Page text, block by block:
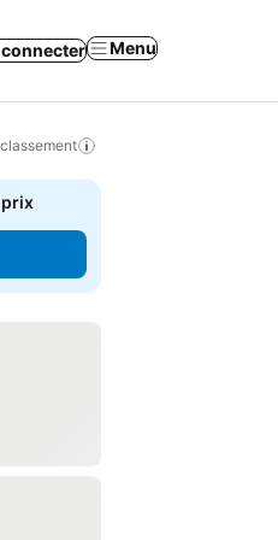
connecter Menu
prix